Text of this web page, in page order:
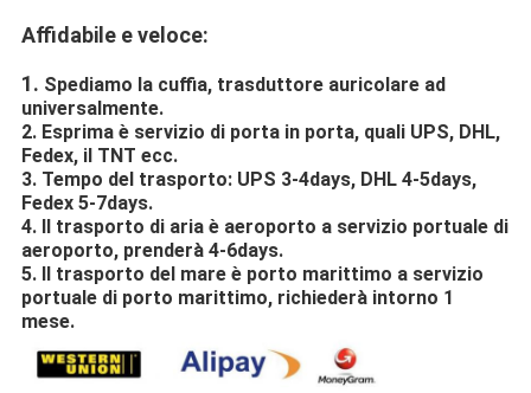
Affidabile e veloce:
1. Spediamo la cuffia, trasduttore auricolare ad
universalmente.
2. Esprima è servizio di porta in porta, quali UPS, DHL,
Fedex, il TNT ecc.
3. Tempo del trasporto: UPS 3-4days, DHL 4-5days,
Fedex 5-7days.
4. Il trasporto di aria è aeroporto a servizio portuale di
aeroporto, prenderà 4-6days.
5. Il trasporto del mare è porto marittimo a servizio
portuale di porto marittimo, richiederà intorno 1
mese.